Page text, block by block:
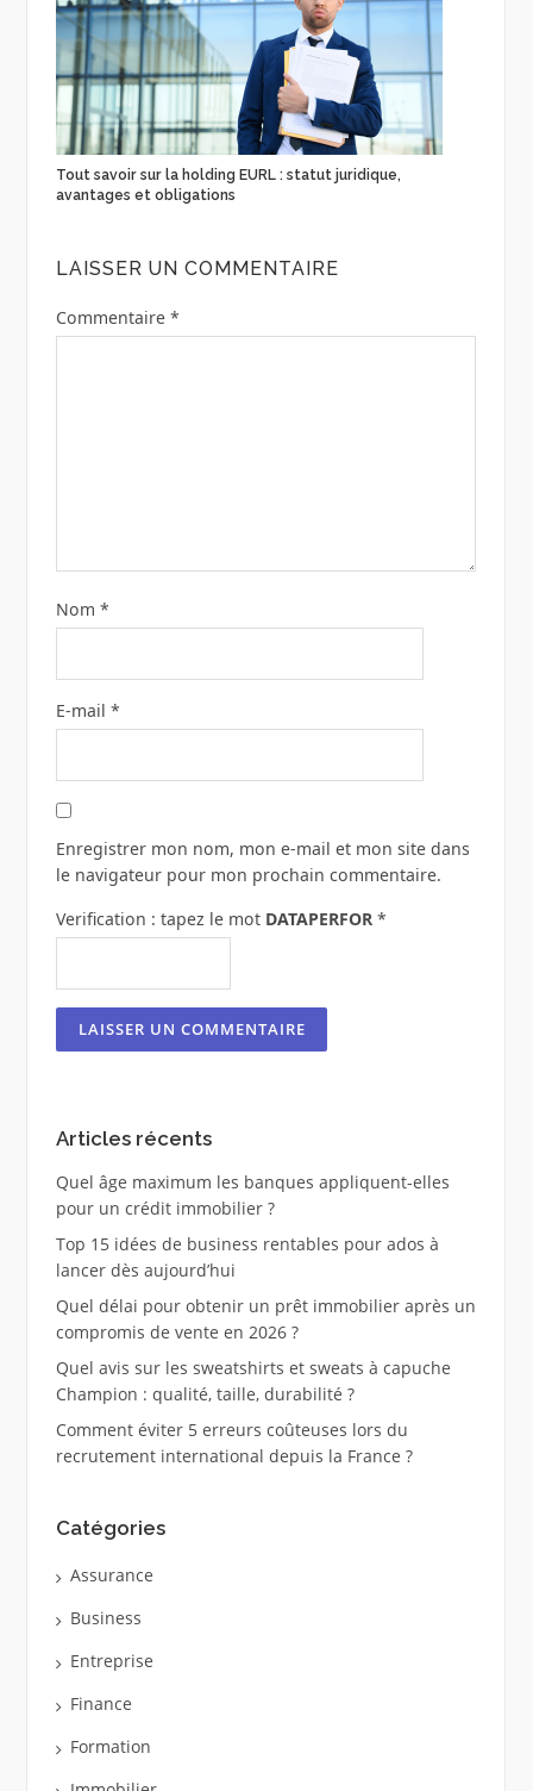
Tout savoir sur la holding EURL : statut juridique,
avantages et obligations
LAISSER UN COMMENTAIRE
Commentaire *
Nom *
E-mail *
Enregistrer mon nom, mon e-mail et mon site dans
le navigateur pour mon prochain commentaire.
Verification : tapez le mot DATAPERFOR *
Articles récents
Quel âge maximum les banques appliquent-elles
pour un crédit immobilier ?
Top 15 idées de business rentables pour ados à
lancer dès aujourd’hui
Quel délai pour obtenir un prêt immobilier après un
compromis de vente en 2026 ?
Quel avis sur les sweatshirts et sweats à capuche
Champion : qualité, taille, durabilité ?
Comment éviter 5 erreurs coûteuses lors du
recrutement international depuis la France ?
Catégories
Assurance
Business
Entreprise
Finance
Formation